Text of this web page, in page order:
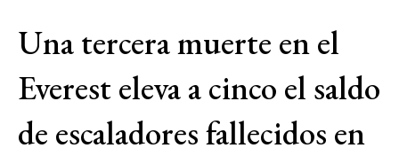
Una tercera muerte en el
Everest eleva a cinco el saldo
de escaladores fallecidos en